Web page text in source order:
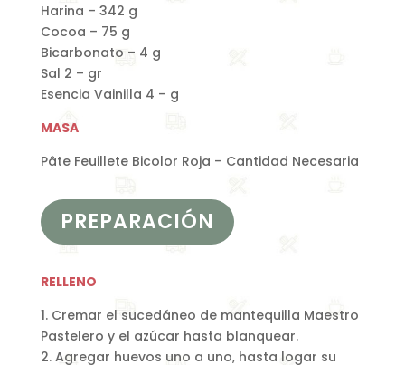
Harina – 342 g
Cocoa – 75 g
Bicarbonato – 4 g
Sal 2 – gr
Esencia Vainilla 4 – g
MASA
Pâte Feuillete Bicolor Roja – Cantidad Necesaria
PREPARACIÓN
RELLENO
1. Cremar el sucedáneo de mantequilla Maestro
Pastelero y el azúcar hasta blanquear.
2. Agregar huevos uno a uno, hasta logar su